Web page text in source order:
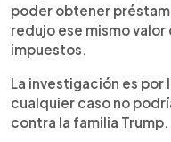
poder obtener
redujo ese mismo
impuestos.
La investigación es por
cualquier caso no
contra la familia Trump.